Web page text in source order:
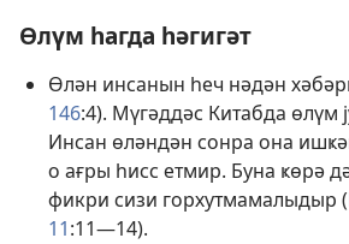
Өлүм һагда һәгигәт
Өлән инсанын һеч нәдән
146:4). Мүгәддәс Китабда өлүм
Инсан өләндән сонра она
о ағры һисс етмир. Буна ҝөрә
фикри сизи горхутмамалыдыр (
11:11—14).